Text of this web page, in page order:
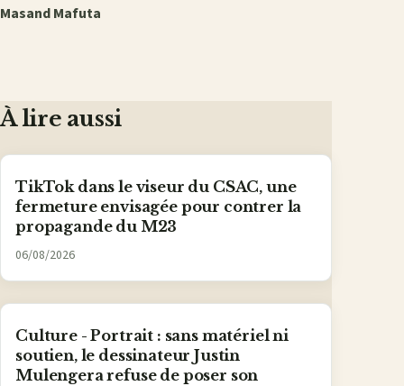
Masand Mafuta
À lire aussi
TikTok dans le viseur du CSAC, une
fermeture envisagée pour contrer la
propagande du M23
06/08/2026
Culture - Portrait : sans matériel ni
soutien, le dessinateur Justin
Mulengera refuse de poser son